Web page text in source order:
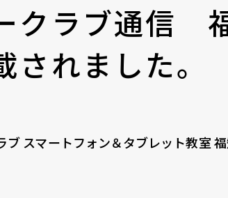
クラブ通信
れました。
スマートフォン＆タブレット教室